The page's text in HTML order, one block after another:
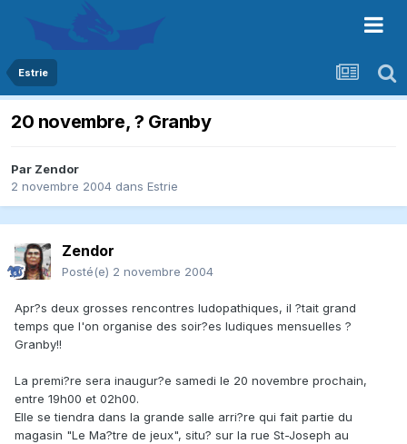
Estrie
20 novembre, ? Granby
Par Zendor
2 novembre 2004 dans Estrie
Zendor
Posté(e) 2 novembre 2004
Apr?s deux grosses rencontres ludopathiques, il ?tait grand
temps que l'on organise des soir?es ludiques mensuelles ?
Granby!!
La premi?re sera inaugur?e samedi le 20 novembre prochain,
entre 19h00 et 02h00.
Elle se tiendra dans la grande salle arri?re qui fait partie du
magasin "Le Ma?tre de jeux", situ? sur la rue St-Joseph au